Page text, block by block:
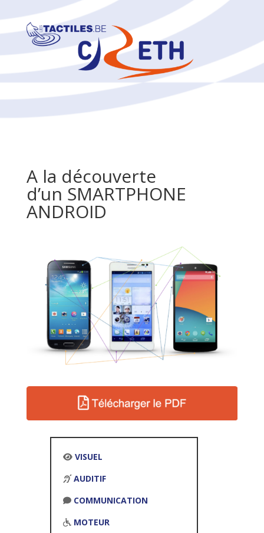
A la découverte
d’un SMARTPHONE
ANDROID
VISUEL
AUDITIF
COMMUNICATION
MOTEUR